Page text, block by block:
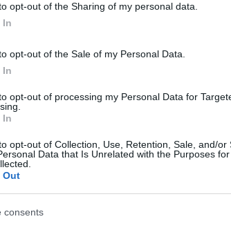
opt-out of the Sharing of my personal data.
In
opt-out of the Sale of my Personal Data.
In
opt-out of processing my Personal Data for
In
opt-out of Collection, Use, Retention, Sale, and/or
Data that Is Unrelated with the Purposes
Out
consents
Garanzia di